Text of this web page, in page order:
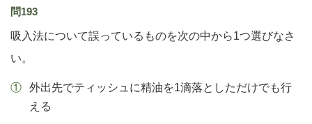
問193
吸入法について誤っているものを次の中から1つ選びなさ
い。
外出先でティッシュに精油を1滴落としただけでも行
える